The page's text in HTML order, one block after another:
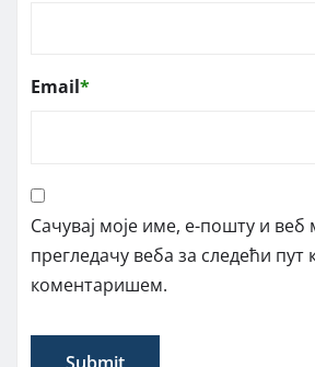
Email*
Сачувај моје име, е-пошту и веб
прегледачу веба за следећи пут
коментаришем.